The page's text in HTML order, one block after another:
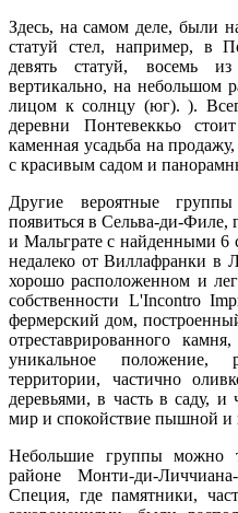
Здесь, на самом деле, были
статуй стел, например, в
девять статуй, восемь
вертикально, на небольшом
лицом к солнцу (юг). ).
деревни Понтевеккьо
каменная усадьба на
с красивым садом и
Другие вероятные
появиться в Сельва-ди-Филе,
и Мальграте с найденными 6
недалеко от Виллафранки в
хорошо расположенном и
собственности L'Incontro
фермерский дом,
отреставрированного
уникальное положение,
территории, частично
деревьями, в часть в саду, и
мир и спокойствие пышной и
Небольшие группы можно
районе Монти-ди-
Специя, где памятники,